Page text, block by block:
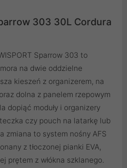
303 30L Cordura
Sparrow 303 to
na dwie oddzielne
kieszeń z organizerem, na
dolna z panelem rzepowym
dopiąć moduły i organizery
czy pouch na latarkę lub
zmiana to system nośny AFS
z tłoczonej pianki EVA,
prętem z włókna szklanego.